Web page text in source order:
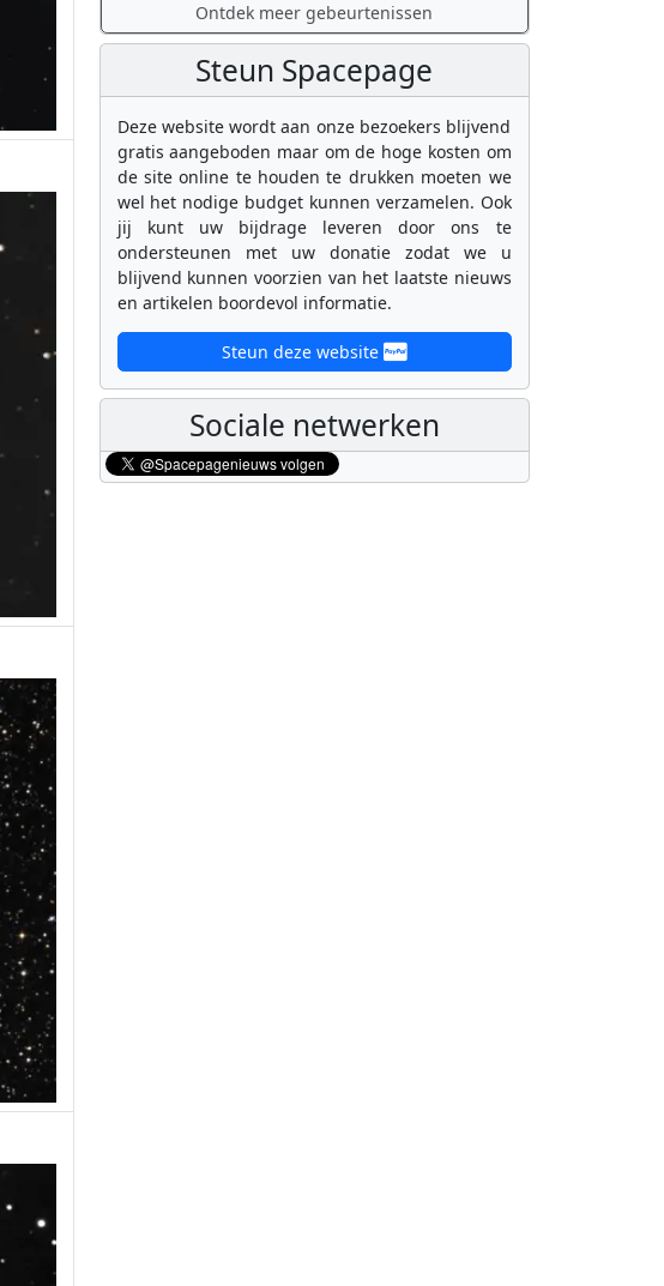
Ontdek meer gebeurtenissen
Steun Spacepage
Deze website wordt aan onze bezoekers blijvend
gratis aangeboden maar om de hoge kosten om
de site online te houden te drukken moeten we
wel het nodige budget kunnen verzamelen. Ook
jij kunt uw bijdrage leveren door ons te
ondersteunen met uw donatie zodat we u
blijvend kunnen voorzien van het laatste nieuws
en artikelen boordevol informatie.
Steun deze website
Sociale netwerken